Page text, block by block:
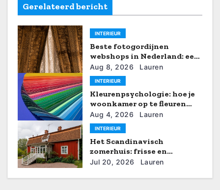
n
a
v
i
g
t
i
e
Gerelateerd bericht
INTERIEUR
Beste fotogordijnen
webshops in Nederland: een
eerlijke vergelijking
Aug 8, 2026 Lauren
INTERIEUR
Kleurenpsychologie: hoe je
woonkamer op te fleuren
met zomerse tinten
Aug 4, 2026 Lauren
INTERIEUR
Het Scandinavisch
zomerhuis: frisse en
rustgevende interieurideeën
Jul 20, 2026 Lauren